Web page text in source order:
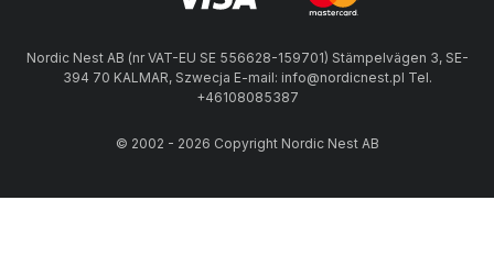
Nordic Nest AB (nr VAT-EU SE 556628-159701) Stämpelvägen 3, SE-
394 70 KALMAR, Szwecja E-mail: info@nordicnest.pl Tel.
+46108085387
© 2002 - 2026 Copyright Nordic Nest AB